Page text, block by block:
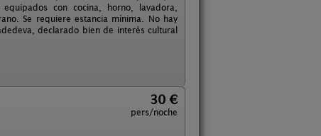
con cocina, horno, lavadora,
Se requiere estancia mínima. No hay
declarado bien de interés cultural
30 €
pers/noche